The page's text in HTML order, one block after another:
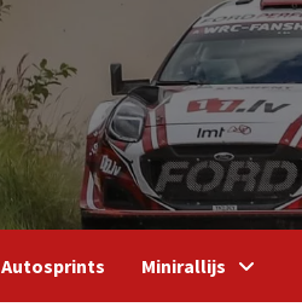
Autosprints Minirallijs